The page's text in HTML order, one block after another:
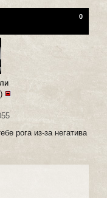
0
)
рога из-за негатива